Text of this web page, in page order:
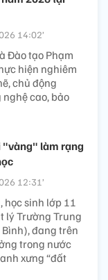
14:02’
Đào tạo Phạm
hiện nghiêm
chủ động
cao, bảo
"vàng" làm rạng
12:31’
học sinh lớp 11
lý Trường Trung
đang trên
trong nước
xưng “đất